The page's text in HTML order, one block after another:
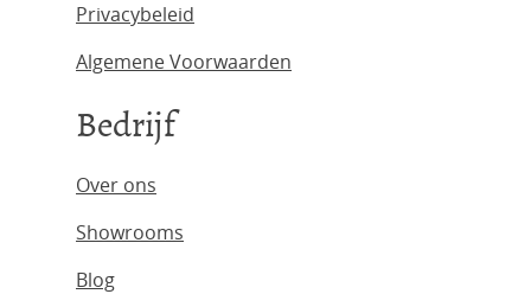
Privacybeleid
Algemene Voorwaarden
Bedrijf
Over ons
Showrooms
Blog